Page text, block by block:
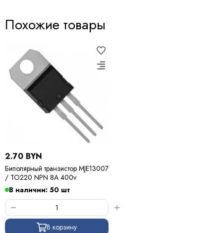
Похожие товары
2.70 BYN
Биполярный транзистор MJE13007
/ TO220 NPN 8A 400v
В наличии: 50 шт
В корзину